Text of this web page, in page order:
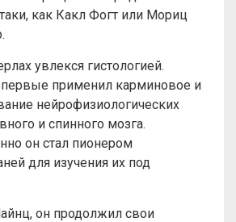
как Какл Фогт или Мориц
увлекся гистологией.
применил карминовое и
нейрофизиологических
и спинного мозга.
он стал пионером
для изучения их под
он продолжил свои